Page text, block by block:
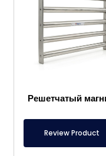
Review Product